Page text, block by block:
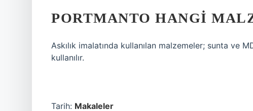
PORTMANTO HANGI
Askılık imalatında kullanılan malzemeler; sunta ve
kullanılır.
Tarih: Makaleler